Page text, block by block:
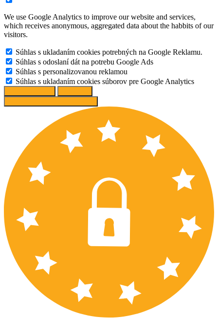
We use Google Analytics to improve our website and services,
which receives anonymous, aggregated data about the habbits of our
visitors.
Súhlas s ukladaním cookies potrebných na Google Reklamu.
Súhlas s odoslaní dát na potrebu Google Ads
Súhlas s personalizovanou reklamou
Súhlas s ukladaním cookies súborov pre Google Analytics